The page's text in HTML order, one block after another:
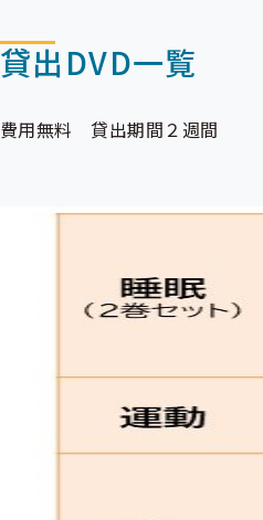
貸出DVD一覧
費用無料 貸出期間２週間